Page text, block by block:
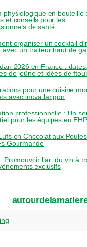
physiologique en bouteille :
et conseils pour les
de santé
organiser un cocktail
avec un traiteur haut de
2026 en France : dates,
de jeûne et idées de
pour une cuisine
avec inova langon
professionnelle : Un
pour les équipes en
en Chocolat aux
Gourmande
: Promouvoir l'art du vin à
exclusifs